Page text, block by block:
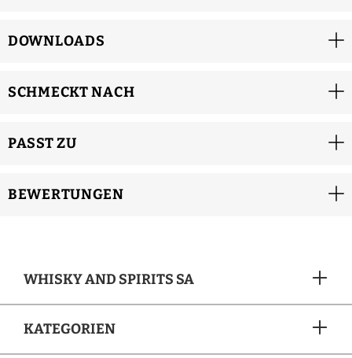
DOWNLOADS
SCHMECKT NACH
PASST ZU
BEWERTUNGEN
WHISKY AND SPIRITS SA
KATEGORIEN